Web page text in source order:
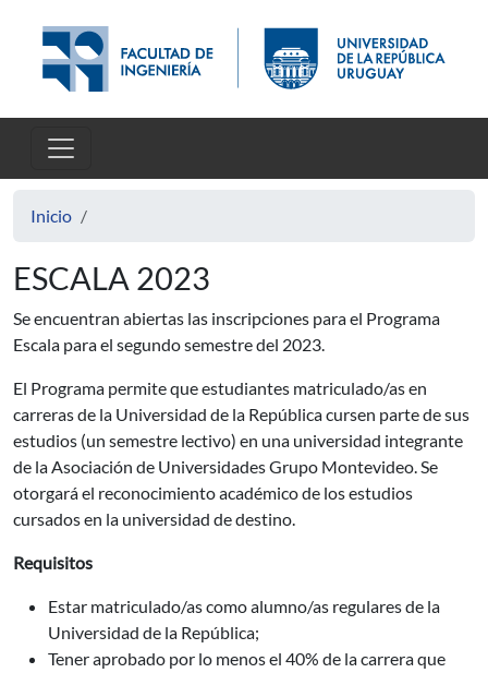
Inicio
ESCALA 2023
Se encuentran abiertas las inscripciones para el Programa
Escala para el segundo semestre del 2023.
El Programa permite que estudiantes matriculado/as en
carreras de la Universidad de la República cursen parte de sus
estudios (un semestre lectivo) en una universidad integrante
de la Asociación de Universidades Grupo Montevideo. Se
otorgará el reconocimiento académico de los estudios
cursados en la universidad de destino.
Requisitos
Estar matriculado/as como alumno/as regulares de la
Universidad de la República;
Tener aprobado por lo menos el 40% de la carrera que